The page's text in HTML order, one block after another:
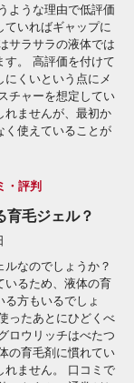
ような理由で低評価
いればギャップに
サラサラの液体では
す。 高評価を付けて
くいという点にメ
チャーを想定してい
れませんが、最初か
く使えていることが
・評判
育毛ジェル？
なのでしょうか？
いるため、液体の育
方もいるでしょ
ったあとにひどくべ
ロウリッチはべたつ
の育毛剤に慣れてい
れません。 口コミで